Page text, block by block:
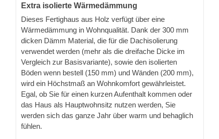
Extra isolierte Wärmedämmung
Dieses Fertighaus aus Holz verfügt über eine
Wärmedämmung in Wohnqualität. Dank der 300 mm
dicken Dämm Material, die für die Dachisolierung
verwendet werden (mehr als die dreifache Dicke im
Vergleich zur Basisvariante), sowie den isolierten
Böden wenn bestell (150 mm) und Wänden (200 mm),
wird ein Höchstmaß an Wohnkomfort gewährleistet.
Egal, ob Sie für einen kurzen Aufenthalt kommen oder
das Haus als Hauptwohnsitz nutzen werden, Sie
werden sich das ganze Jahr über warm und behaglich
fühlen.